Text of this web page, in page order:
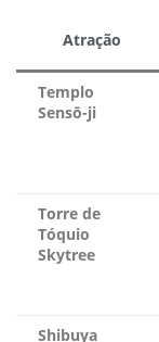
Atração
Templo
Sensō-ji
Torre de
Tóquio
Skytree
Shibuya